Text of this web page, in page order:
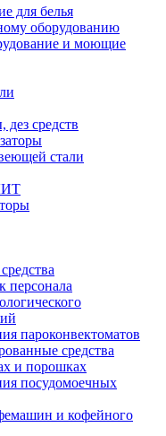
для белья
оборудованию
и моющие
средств
стали
персонала
пароконвектоматов
средства
и порошках
посудомоечных
и кофейного